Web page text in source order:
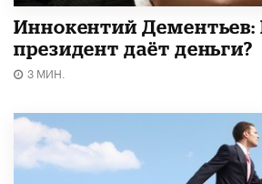
Иннокентий
президент даёт деньги?
3 МИН.